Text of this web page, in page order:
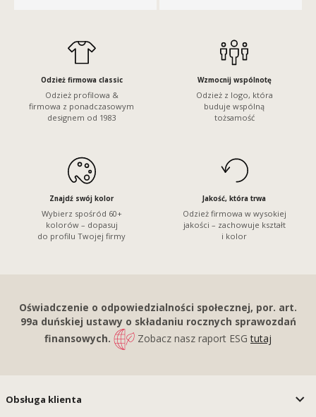
Odzież firmowa classic
Odzież profilowa &
firmowa z ponadczasowym
designem od 1983
Wzmocnij wspólnotę
Odzież z logo, która
buduje wspólną
tożsamość
Znajdź swój kolor
Wybierz spośród 60+
kolorów – dopasuj
do profilu Twojej firmy
Jakość, która trwa
Odzież firmowa w wysokiej
jakości – zachowuje kształt
i kolor
Oświadczenie o odpowiedzialności społecznej, por. art.
99a duńskiej ustawy o składaniu rocznych sprawozdań
finansowych.
Zobacz nasz raport ESGtutaj
Obsługa klienta